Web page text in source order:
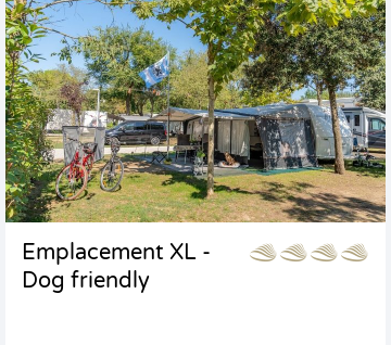
Emplacement XL -
Dog friendly